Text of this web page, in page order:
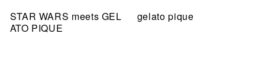
STAR WARS meets GEL
ATO PIQUE
gelato pique